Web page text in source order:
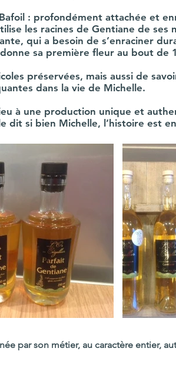
: profondément attachée et
les racines de Gentiane de ses
qui a besoin de s’enraciner
sa première fleur au bout de
préservées, mais aussi de
dans la vie de Michelle.
à une production unique et
si bien Michelle, l’histoire est
par son métier, au caractère entier,